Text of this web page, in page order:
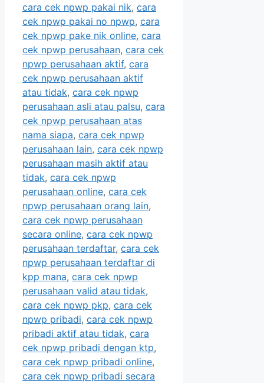
cara cek npwp pakai nik, cara
cek npwp pakai no npwp, cara
cek npwp pake nik online, cara
cek npwp perusahaan, cara cek
npwp perusahaan aktif, cara
cek npwp perusahaan aktif
atau tidak, cara cek npwp
perusahaan asli atau palsu, cara
cek npwp perusahaan atas
nama siapa, cara cek npwp
perusahaan lain, cara cek npwp
perusahaan masih aktif atau
tidak, cara cek npwp
perusahaan online, cara cek
npwp perusahaan orang lain,
cara cek npwp perusahaan
secara online, cara cek npwp
perusahaan terdaftar, cara cek
npwp perusahaan terdaftar di
kpp mana, cara cek npwp
perusahaan valid atau tidak,
cara cek npwp pkp, cara cek
npwp pribadi, cara cek npwp
pribadi aktif atau tidak, cara
cek npwp pribadi dengan ktp,
cara cek npwp pribadi online,
cara cek npwp pribadi secara